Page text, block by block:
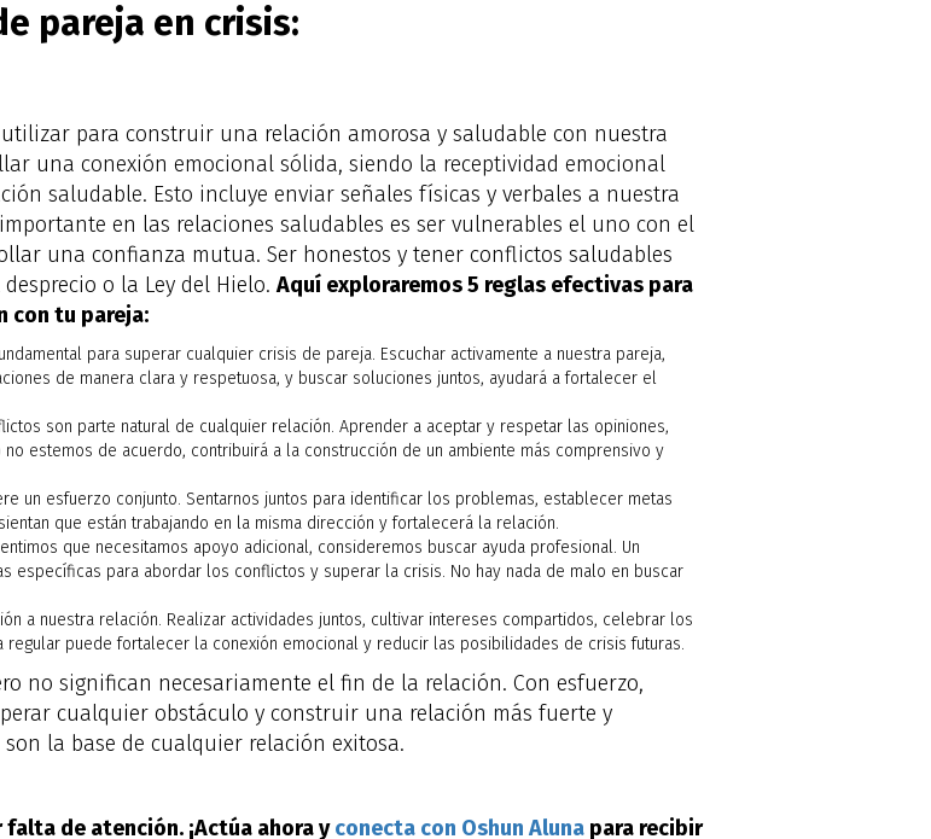
pareja en crisis:
para construir una relación amorosa y saludable con nuestra
una conexión emocional sólida, siendo la receptividad emocional
saludable. Esto incluye enviar señales físicas y verbales a nuestra
en las relaciones saludables es ser vulnerables el uno con el
una confianza mutua. Ser honestos y tener conflictos saludables
o la Ley del Hielo.Aquí exploraremos 5 reglas efectivas para
con tu pareja:
para superar cualquier crisis de pareja. Escuchar activamente a nuestra pareja,
de manera clara y respetuosa, y buscar soluciones juntos, ayudará a fortalecer el
son parte natural de cualquier relación. Aprender a aceptar y respetar las opiniones,
estemos de acuerdo, contribuirá a la construcción de un ambiente más comprensivo y
un esfuerzo conjunto. Sentarnos juntos para identificar los problemas, establecer metas
que están trabajando en la misma dirección y fortalecerá la relación.
que necesitamos apoyo adicional, consideremos buscar ayuda profesional. Un
específicas para abordar los conflictos y superar la crisis. No hay nada de malo en buscar
a nuestra relación. Realizar actividades juntos, cultivar intereses compartidos, celebrar los
puede fortalecer la conexión emocional y reducir las posibilidades de crisis futuras.
no significan necesariamente el fin de la relación. Con esfuerzo,
cualquier obstáculo y construir una relación más fuerte y
la base de cualquier relación exitosa.
de atención. ¡Actúa ahora yconecta con Oshun Alunapara recibir